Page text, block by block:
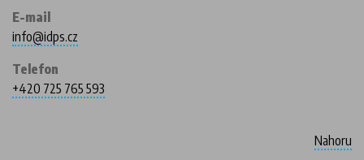
E-mail
info@idps.cz
Telefon
+420 725 765 593
Nahoru